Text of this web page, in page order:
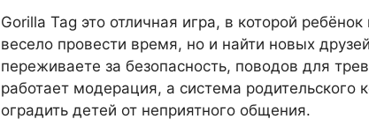
Gorilla Tag это отличная игра, в которой
весело провести время, но и найти новых
переживаете за безопасность, поводов для
работает модерация, а система родительского
оградить детей от неприятного общения.